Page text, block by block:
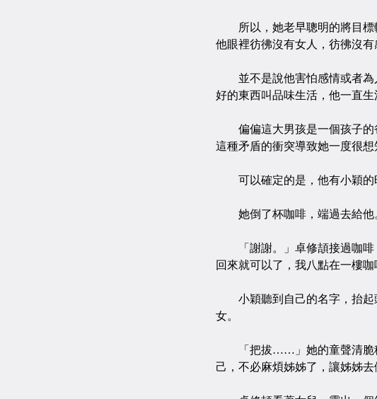
所以，她老早聰明的將目標
他眼裡彷彿沒有女人，彷彿沒有
並不是說他害怕感情或者為
好的東西叫品味生活，他一直
偏偏這大男孩是一個孩子的
這種矛盾的衝突導致她一度很想
可以確定的是，他有小穎的
她倒了杯咖啡，端過去給他
「謝謝。」卓修頡接過咖啡
回來就可以了，我八點在一樓
小穎聽到自己的名字，抬起
女。
「把拔……」她的童聲清脆
己，不必麻煩姊姊了，讓姊姊去